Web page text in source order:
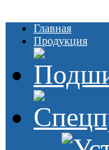
Главная
Продукция